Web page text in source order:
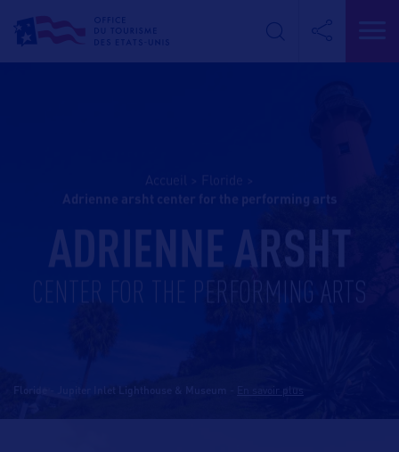
Accueil Floride
adrienne arsht center for the performing arts
ADRIENNE ARSHT
CENTER FOR THE PERFORMING ARTS
Floride - Jupiter Inlet Lighthouse & Museum